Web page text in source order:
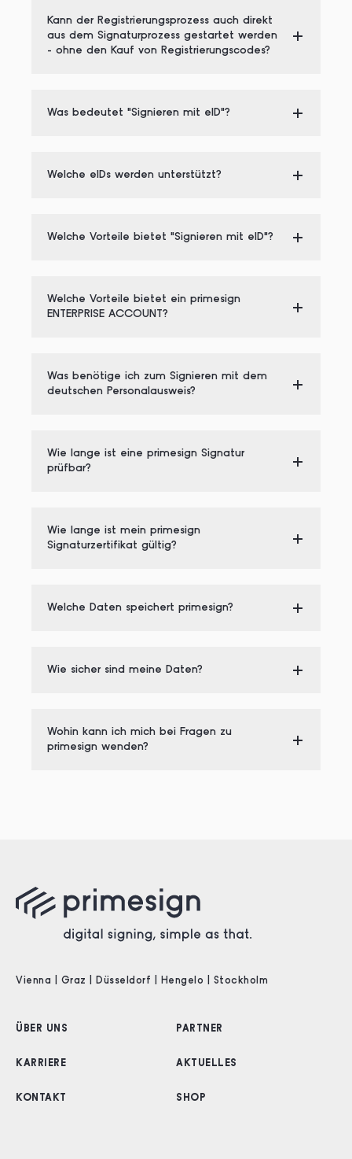
Kann der Registrierungsprozess auch direkt
aus dem Signaturprozess gestartet werden
- ohne den Kauf von Registrierungscodes?
Was bedeutet "Signieren mit eID"?
Welche eIDs werden unterstützt?
Welche Vorteile bietet "Signieren mit eID"?
Welche Vorteile bietet ein primesign
ENTERPRISE ACCOUNT?
Was benötige ich zum Signieren mit dem
deutschen Personalausweis?
Wie lange ist eine primesign Signatur
prüfbar?
Wie lange ist mein primesign
Signaturzertifikat gültig?
Welche Daten speichert primesign?
Wie sicher sind meine Daten?
Wohin kann ich mich bei Fragen zu
primesign wenden?
Vienna | Graz | Düsseldorf | Hengelo | Stockholm
ÜBER UNS PARTNER
KARRIERE AKTUELLES
KONTAKT SHOP